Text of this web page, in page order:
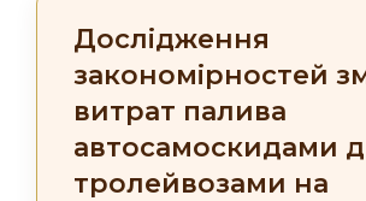
Дослідження
закономірностей
витрат палива
автосамоскидами
тролейвозами на